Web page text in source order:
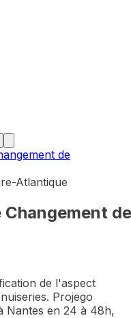
de
Atlantique
Changement de
de l'aspect
. Projego
Nantes en 24 à 48h,